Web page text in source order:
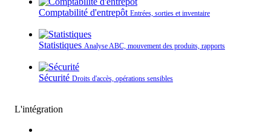
Comptabilité d'entrepôt Entrées, sorties et inventaire
Statistiques Analyse ABC, mouvement des produits, rapports
Sécurité Droits d'accès, opérations sensibles
L'intégration